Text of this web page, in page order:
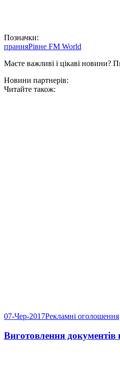
Позначки:
пранняРівне FM World
Маєте важливі і цікаві новини?
Новини партнерів:
Читайте також:
07-Чер-2017Рекламні оголошення
Виготовлення документів